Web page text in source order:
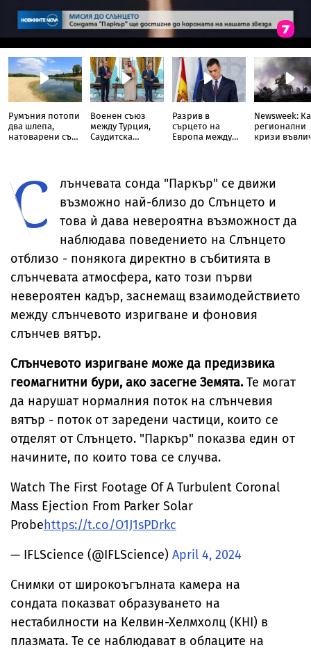
Румъния потопи
два шлепа,
натоварени със
Военен съюз
между Турция,
Саудитска
Разрив в
сърцето на
Европа между
Newsweek:
регионални
кризи
С
лънчевата сонда "Паркър" се движи
възможно най-близо до Слънцето и
това ѝ дава невероятна възможност да
наблюдава поведението на Слънцето
отблизо - понякога директно в събитията в
слънчевата атмосфера, като този първи
невероятен кадър, заснемащ взаимодействието
между слънчевото изригване и фоновия
слънчев вятър.
Слънчевото изригване може да предизвика
геомагнитни бури, ако засегне Земята.Те могат
да нарушат нормалния поток на слънчевия
вятър - поток от заредени частици, които се
отделят от Слънцето. "Паркър" показва един от
начините, по които това се случва.
Watch The First Footage Of A Turbulent Coronal
Mass Ejection From Parker Solar
Probehttps://t.co/O1J1sPDrkc
— IFLScience (@IFLScience) April 4, 2024
Снимки от широкоъгълната камера на
сондата показват образуването на
нестабилности на Келвин-Хелмхолц (KHI) в
плазмата. Те се наблюдават в облаците на